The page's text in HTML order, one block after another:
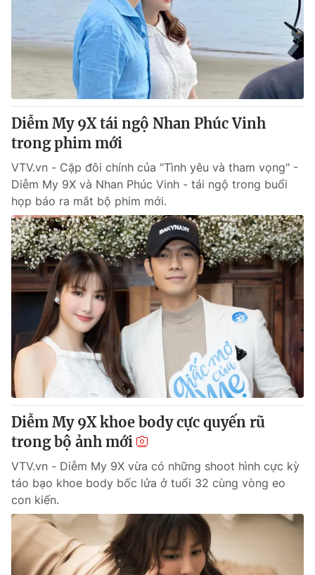
Diễm My 9X tái ngộ Nhan Phúc Vinh
trong phim mới
VTV.vn - Cặp đôi chính của "Tình yêu và tham vọng" -
Diễm My 9X và Nhan Phúc Vinh - tái ngộ trong buổi
họp báo ra mắt bộ phim mới.
Diễm My 9X khoe body cực quyến rũ
trong bộ ảnh mới
VTV.vn - Diễm My 9X vừa có những shoot hình cực kỳ
táo bạo khoe body bốc lửa ở tuổi 32 cùng vòng eo
con kiến.